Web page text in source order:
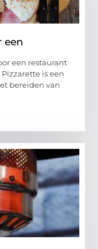
een
een restaurant
is een
bereiden van